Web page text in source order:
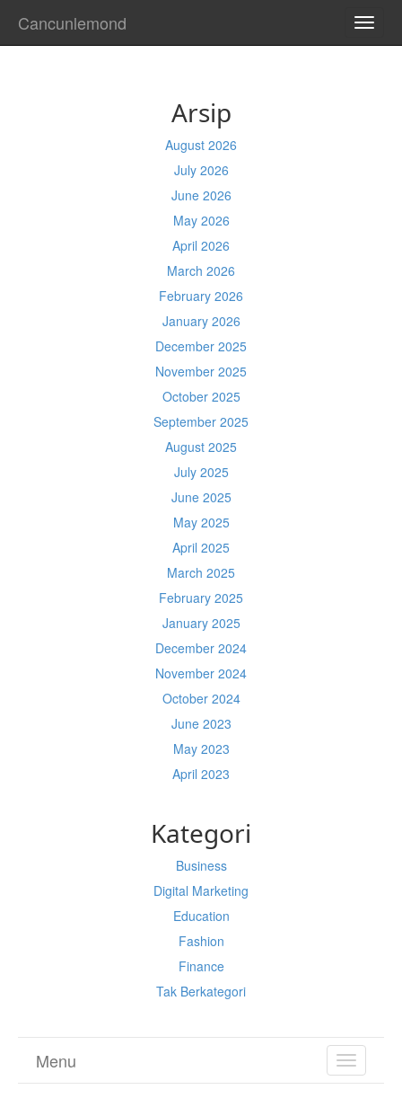
Cancunlemond
Arsip
August 2026
July 2026
June 2026
May 2026
April 2026
March 2026
February 2026
January 2026
December 2025
November 2025
October 2025
September 2025
August 2025
July 2025
June 2025
May 2025
April 2025
March 2025
February 2025
January 2025
December 2024
November 2024
October 2024
June 2023
May 2023
April 2023
Kategori
Business
Digital Marketing
Education
Fashion
Finance
Tak Berkategori
TOGGLE
Menu